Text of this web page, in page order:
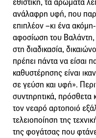
εθιστική, τα αρώματα
ανάλαφρη υφή, που
επιπλέον –κι ένα
αφοσίωση του
στη διαδικασία,
πρέπει πάντα να είσαι
καθυστέρησης είναι
σε γεύση και υφή».
συντηρητικά, πρόσθετα
τον νεαρό αρτοποιό
τελειοποίηση της
της φογάτσας που